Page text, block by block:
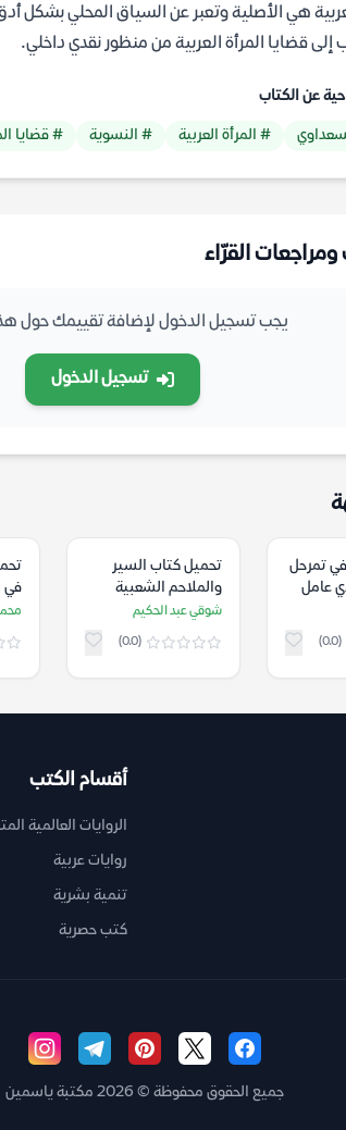
هي الأصلية وتعبر عن السياق المحلي بشكل
إلى قضايا المرأة العربية من منظور نقدي داخلي.
عن الكتاب
# المرأة العربية # النسوية # قضايا
القرّاء
يجب تسجيل الدخول لإضافة تقييمك حول
تسجيل الدخول
تمرحل
عامل
(0.0)
تحميل كتاب السير
والملاحم الشعبية
العربية – شوقي عبد
شوقي عبد الحكيم
(0.0)
في
أقسام الكتب
الروايات العالمية
روايات عربية
تنمية بشرية
كتب حصرية
جميع الحقوق محفوظة © 2026 مكتبة ياسمين